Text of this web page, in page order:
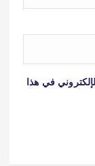
في هذا